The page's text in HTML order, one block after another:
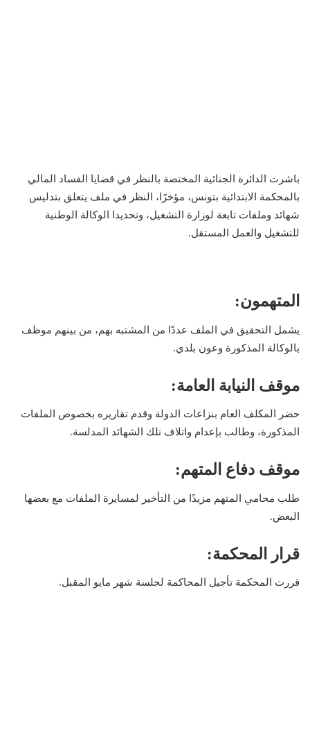
باشرت الدائرة الجنائية المختصة بالنظر في قضايا الفساد المالي
بالمحكمة الابتدائية بتونس، مؤخرًا، النظر في ملف يتعلق بتدليس
شهائد وملفات تابعة لوزارة التشغيل، وتحديدا الوكالة الوطنية
للتشغيل والعمل المستقل.
المتهمون:
يشمل التحقيق في الملف عددًا من المشتبه بهم، من بينهم موظف
بالوكالة المذكورة وعون بلدي.
موقف النيابة العامة:
حضر المكلف العام بنزاعات الدولة وقدم تقاريره بخصوص الملفات
المذكورة، وطالب بإعدام واتلاف تلك الشهائد المدلسة.
موقف دفاع المتهم:
طلب محامي المتهم مزيدًا من التأخير لمسايرة الملفات مع بعضها
البعض.
قرار المحكمة:
قررت المحكمة تأجيل المحاكمة لجلسة شهر مايو المقبل.